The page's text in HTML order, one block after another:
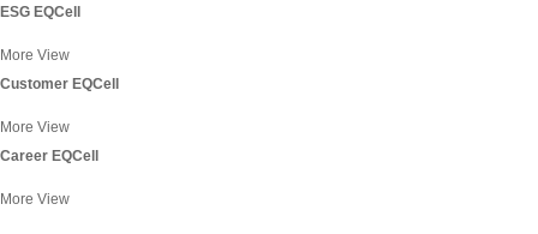
ESG EQCell
More View
Customer EQCell
More View
Career EQCell
More View